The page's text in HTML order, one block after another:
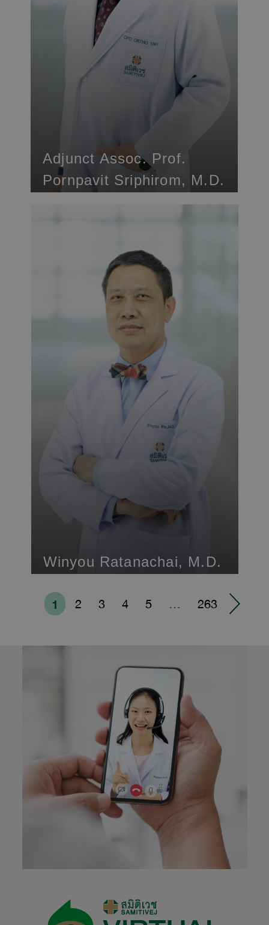
Adjunct Assoc. Prof.
Pornpavit Sriphirom, M.D.
Winyou Ratanachai, M.D.
1 2 3 4 5 263